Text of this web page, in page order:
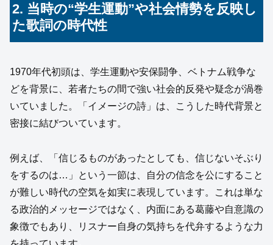
2. 当時の“学生運動”や社会情勢を反映し
た歌詞の時代性
1970年代初頭は、学生運動や安保闘争、ベトナム戦争な
どを背景に、若者たちの間で強い社会的反発や疑念が渦巻
いていました。「イメージの詩」は、こうした時代背景と
密接に結びついています。
例えば、「信じるものがあったとしても、信じないそぶり
をするのは…」という一節は、自分の信念を公にすること
が難しい時代の空気を如実に表現しています。これは単な
る政治的メッセージではなく、内面にある葛藤や自意識の
象徴でもあり、リスナー自身の気持ちを代弁するような力